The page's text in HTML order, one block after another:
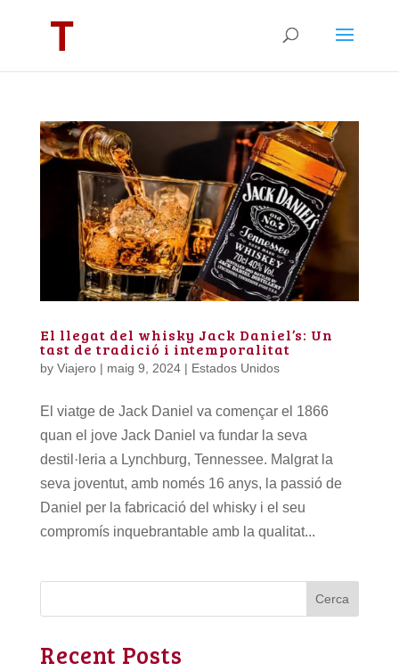
El llegat del whisky Jack Daniel’s: Un
tast de tradició i intemporalitat
by Viajero| maig 9, 2024| Estados Unidos
El viatge de Jack Daniel va començar el 1866
quan el jove Jack Daniel va fundar la seva
destil·leria a Lynchburg, Tennessee. Malgrat la
seva joventut, amb només 16 anys, la passió de
Daniel per la fabricació del whisky i el seu
compromís inquebrantable amb la qualitat...
Cerca
Recent Posts